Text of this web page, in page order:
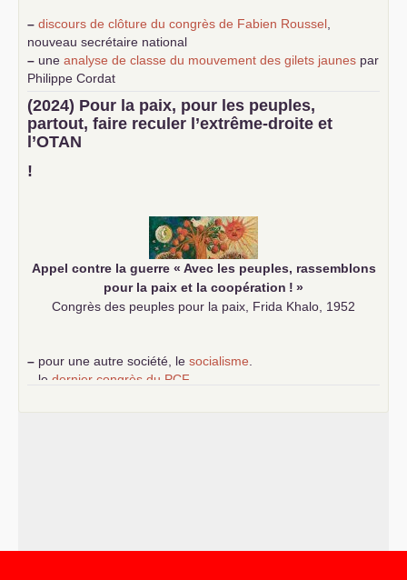
– discours de clôture du congrès de Fabien Roussel
nouveau secrétaire national
– une analyse de classe du mouvement des gilets jaunes par
Philippe Cordat
–
un texte de Jean-Claude Delaunay
le marxisme est la
science sociale de notre temps
–un appel proposé aux partis communistes et ouvrier
d’Europe
–
(2024) Pour la paix, pour les peuples,
partout, faire reculer l’extrême-droite et
l’OTAN
!
Appel contre la guerre « Avec les peuples, rassemblons
pour la paix et la coopération ! »
Congrès des peuples pour la paix, Frida Khalo, 1952
– pour une autre société, le socialisme
le dernier congrès du PCF